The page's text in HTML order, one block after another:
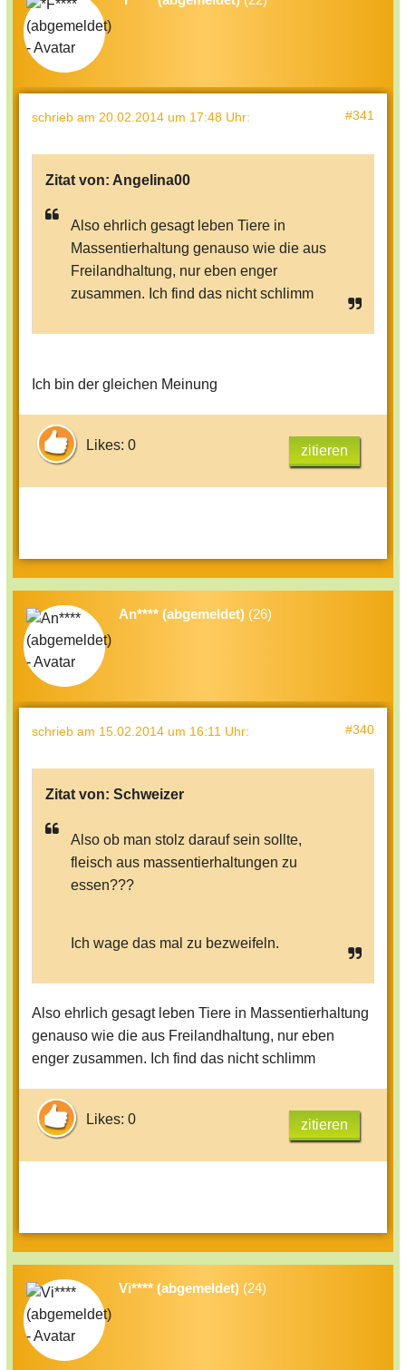
schrieb am 20.02.2014 um 17:48 Uhr: #341
Zitat von: Angelina00
Also ehrlich gesagt leben Tiere in
Massentierhaltung genauso wie die aus
Freilandhaltung, nur eben enger
zusammen. Ich find das nicht schlimm
Ich bin der gleichen Meinung
Likes: 0 zitieren
An**** (abgemeldet) (26)
schrieb am 15.02.2014 um 16:11 Uhr: #340
Zitat von: Schweizer
Also ob man stolz darauf sein sollte,
fleisch aus massentierhaltungen zu
essen???
Ich wage das mal zu bezweifeln.
Also ehrlich gesagt leben Tiere in Massentierhaltung
genauso wie die aus Freilandhaltung, nur eben
enger zusammen. Ich find das nicht schlimm
Likes: 0 zitieren
Vi**** (abgemeldet) (24)